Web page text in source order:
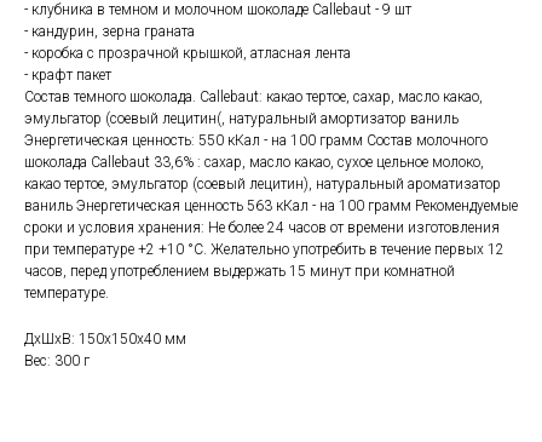
- клубника в темном и молочном шоколаде Callebaut - 9 шт
- кандурин, зерна граната
- коробка с прозрачной крышкой, атласная лента
- крафт пакет
Состав темного шоколада. Callebaut: какао тертое, сахар, масло какао,
эмульгатор (соевый лецитин(, натуральный амортизатор ваниль
Энергетическая ценность: 550 кКал - на 100 грамм Состав молочного
шоколада Callebaut 33,6% : сахар, масло какао, сухое цельное молоко,
какао тертое, эмульгатор (соевый лецитин), натуральный ароматизатор
ваниль Энергетическая ценность 563 кКал - на 100 грамм Рекомендуемые
сроки и условия хранения: Не более 24 часов от времени изготовления
при температуре +2 +10 °С. Желательно употребить в течение первых 12
часов, перед употреблением выдержать 15 минут при комнатной
температуре.
ДxШxВ: 150x150x40 мм
Вес: 300 г